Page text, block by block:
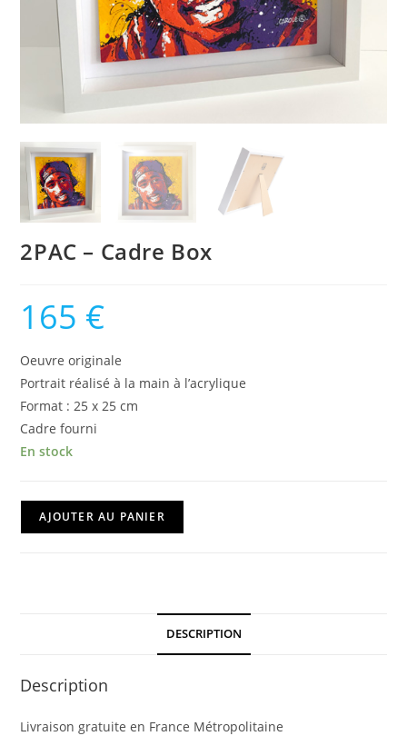
2PAC – Cadre Box
165 €
Oeuvre originale
Portrait réalisé à la main à l’acrylique
Format : 25 x 25 cm
Cadre fourni
En stock
quantité
de
AJOUTER AU PANIER
DESCRIPTION
Description
Livraison gratuite en France Métropolitaine